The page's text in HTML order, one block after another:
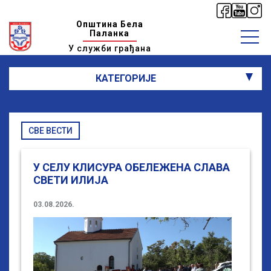
Општина Бела
Паланка
У служби грађана
КАТЕГОРИЈЕ
СВЕ ВЕСТИ
У СЕЛУ КЛИСУРА ОБЕЛЕЖЕНА СЛАВА
СВЕТИ ИЛИЈА
03.08.2026.